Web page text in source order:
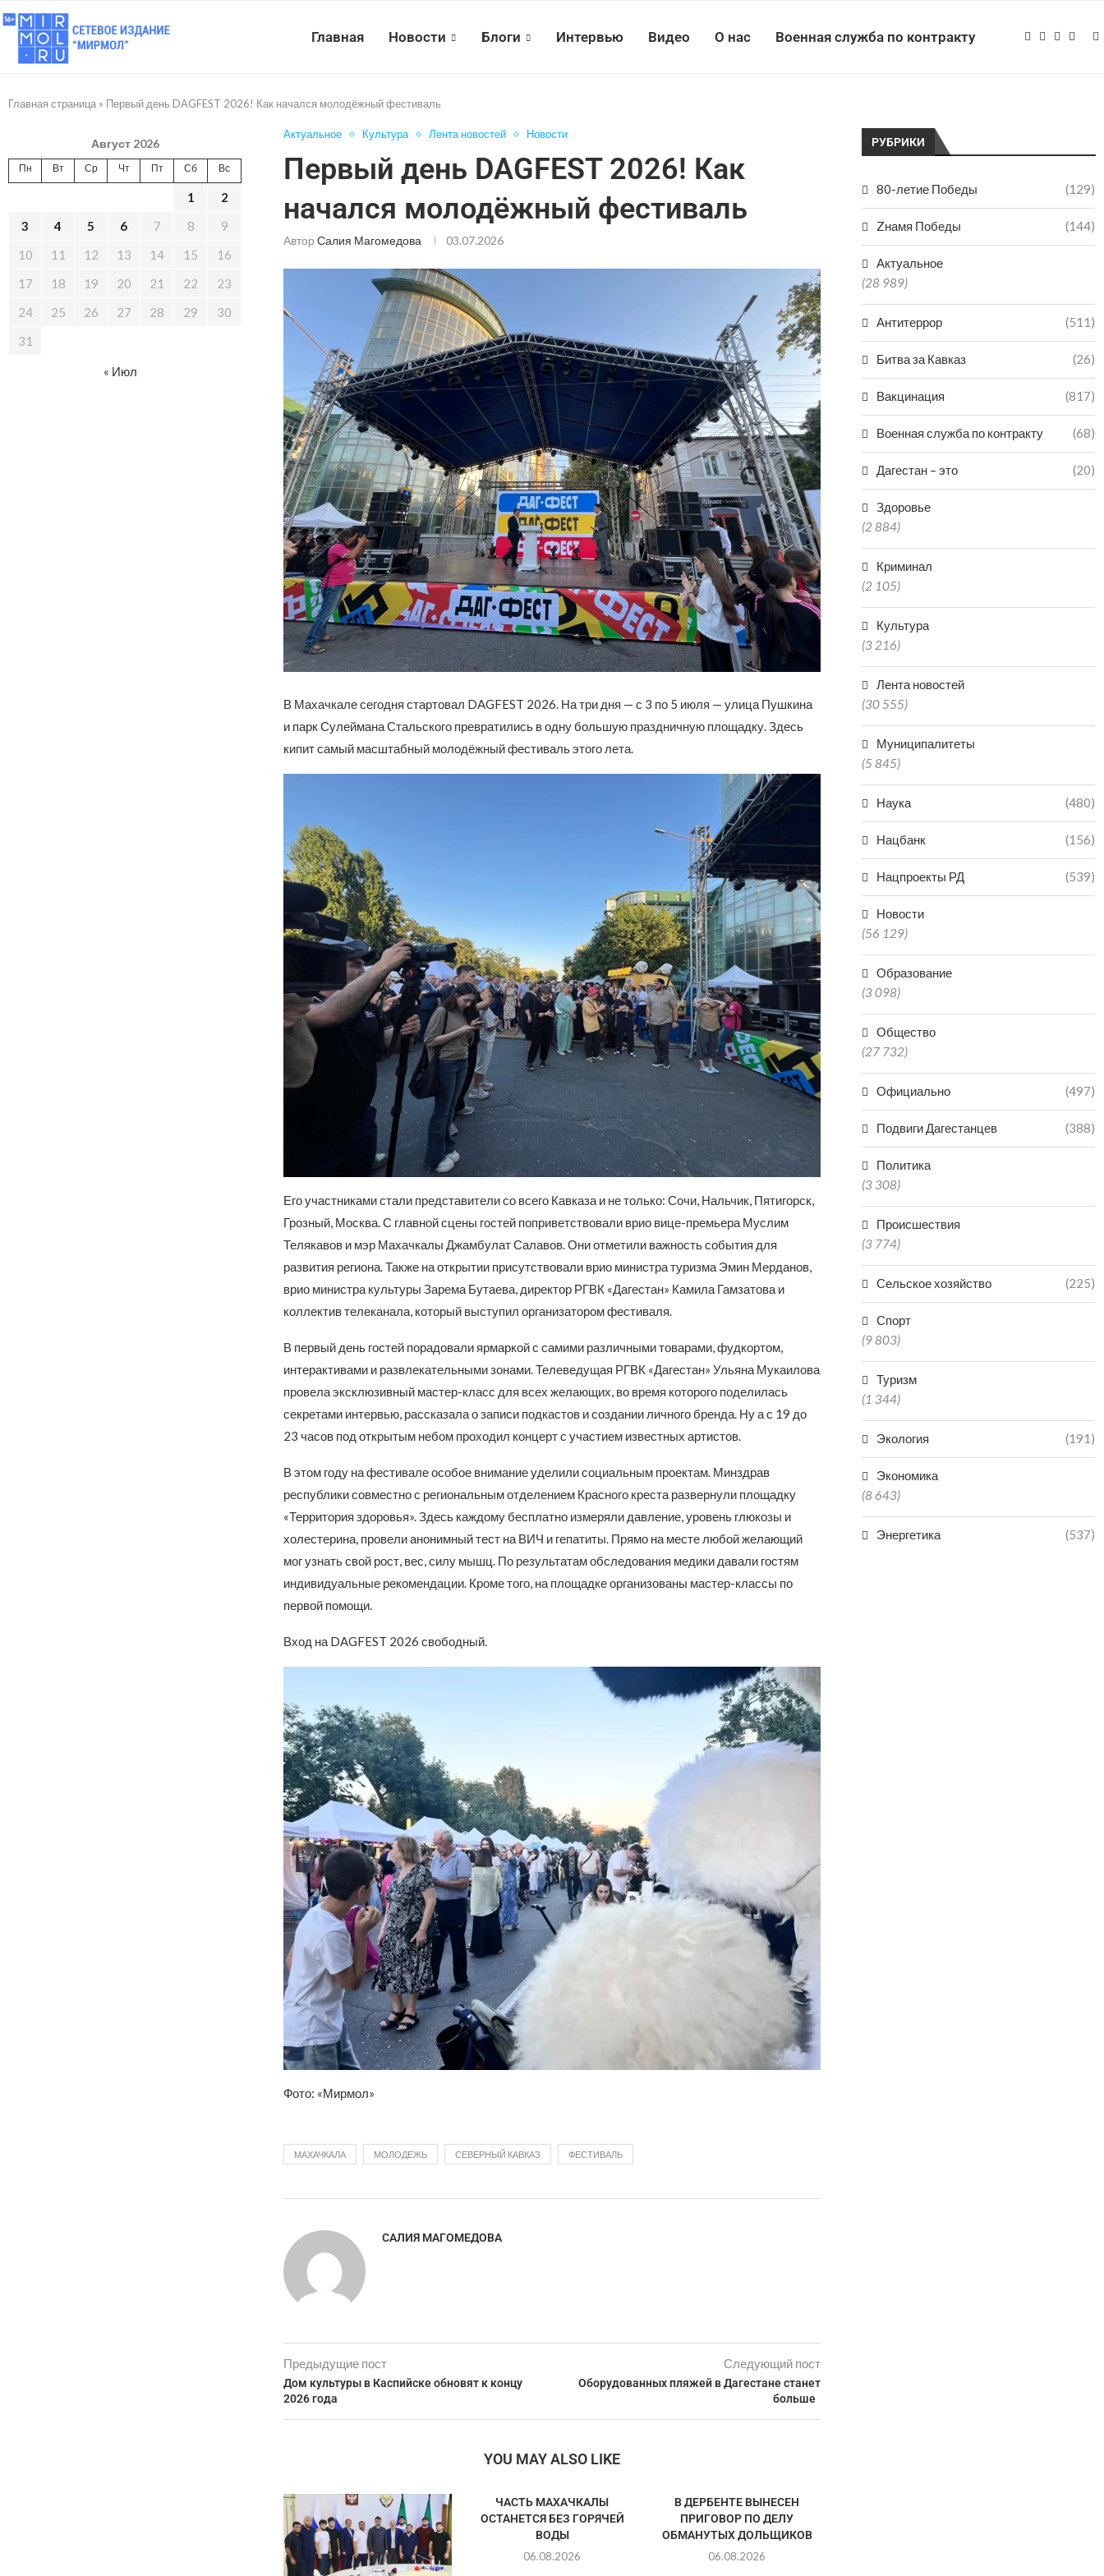
Главная Новости Блоги Интервью Видео О нас Военная служба по контракту
Главная страница » Первый день DAGFEST 2026! Как начался молодёжный фестиваль
Актуальное Культура Лента новостей Новости
Первый день DAGFEST 2026! Как
начался молодёжный фестиваль
Автор Салия Магомедова 03.07.2026
В Махачкале сегодня стартовал DAGFEST 2026. На три дня — с 3 по 5 июля — улица Пушкина
и парк Сулеймана Стальского превратились в одну большую праздничную площадку. Здесь
кипит самый масштабный молодёжный фестиваль этого лета.
Его участниками стали представители со всего Кавказа и не только: Сочи, Нальчик, Пятигорск,
Грозный, Москва. С главной сцены гостей поприветствовали врио вице-премьера Муслим
Телякавов и мэр Махачкалы Джамбулат Салавов. Они отметили важность события для
развития региона. Также на открытии присутствовали врио министра туризма Эмин Мерданов,
врио министра культуры Зарема Бутаева, директор РГВК «Дагестан» Камила Гамзатова и
коллектив телеканала, который выступил организатором фестиваля.
В первый день гостей порадовали ярмаркой с самими различными товарами, фудкортом,
интерактивами и развлекательными зонами. Телеведущая РГВК «Дагестан» Ульяна Мукаилова
провела эксклюзивный мастер-класс для всех желающих, во время которого поделилась
секретами интервью, рассказала о записи подкастов и создании личного бренда. Ну а с 19 до
23 часов под открытым небом проходил концерт с участием известных артистов.
В этом году на фестивале особое внимание уделили социальным проектам. Минздрав
республики совместно с региональным отделением Красного креста развернули площадку
«Территория здоровья». Здесь каждому бесплатно измеряли давление, уровень глюкозы и
холестерина, провели анонимный тест на ВИЧ и гепатиты. Прямо на месте любой желающий
мог узнать свой рост, вес, силу мышц. По результатам обследования медики давали гостям
индивидуальные рекомендации. Кроме того, на площадке организованы мастер-классы по
первой помощи.
Вход на DAGFEST 2026 свободный.
Фото: «Мирмол»
МАХАЧКАЛА МОЛОДЕЖЬ СЕВЕРНЫЙ КАВКАЗ ФЕСТИВАЛЬ
САЛИЯ МАГОМЕДОВА
Предыдущие пост
Дом культуры в Каспийске обновят к концу
2026 года
Следующий пост
Оборудованных пляжей в Дагестане станет
больше
YOU MAY ALSO LIKE
ЧАСТЬ МАХАЧКАЛЫ
ОСТАНЕТСЯ БЕЗ ГОРЯЧЕЙ
ВОДЫ
06.08.2026
В ДЕРБЕНТЕ ВЫНЕСЕН
ПРИГОВОР ПО ДЕЛУ
ОБМАНУТЫХ ДОЛЬЩИКОВ
06.08.2026
РУБРИКИ
80-летие Победы (129)
Zнамя Победы (144)
Актуальное
(28 989)
Антитеррор (511)
Битва за Кавказ (26)
Вакцинация (817)
Военная служба по контракту (68)
Дагестан – это (20)
Здоровье
(2 884)
Криминал
(2 105)
Культура
(3 216)
Лента новостей
(30 555)
Муниципалитеты
(5 845)
Наука (480)
Нацбанк (156)
Нацпроекты РД (539)
Новости
(56 129)
Образование
(3 098)
Общество
(27 732)
Официально (497)
Подвиги Дагестанцев (388)
Политика
(3 308)
Происшествия
(3 774)
Сельское хозяйство (225)
Спорт
(9 803)
Туризм
(1 344)
Экология (191)
Экономика
(8 643)
Энергетика (537)
Август 2026
Пн Вт Ср Чт Пт Сб Вс
1
2
3
4 5 6 7 8
9
10
11 12 13 14 15
16
17
18 19 20 21 22
23
24
25 26 27 28 29
30
31
« Июл